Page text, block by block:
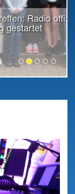
in
weiter lesen...